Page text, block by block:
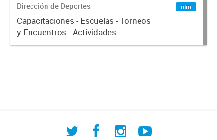
Dirección de Deportes
Capacitaciones - Escuelas - Torneos
y Encuentros - Actividades -
CeMuADRA - Ayuda a Deportistas e
otro